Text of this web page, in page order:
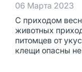
06 Марта 2023
С приходом
животных
питомцев от
клещи опасны